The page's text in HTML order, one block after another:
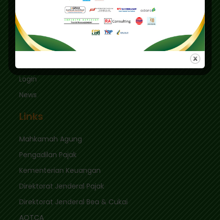
Kec. Keb. Baru Jl. Fatmawati Raya
Jakarta Selatan 12410
sekretariat@ikpi.or.id
Login
News
Links
Mahkamah Agung
Pengadilan Pajak
Kementerian Keuangan
Direktorat Jenderal Pajak
Direktorat Jenderal Bea & Cukai
AOTCA